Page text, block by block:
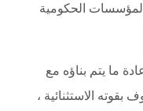
الحكومية
ما يتم بناؤه مع
بقوته الاستثنائية ،